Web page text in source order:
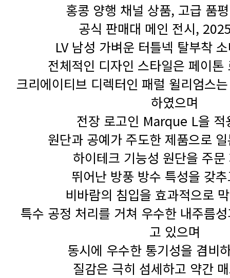
홍콩 양행 채널 상품, 고급 품
공식 판매대 메인 전시,
LV 남성 가벼운 터틀넥 탈부착
전체적인 디자인 스타일은 페이톤
크리에이티브 디렉터인 패럴 윌리엄스
하였으며
전장 로고인 Marque L을 적
원단과 공예가 주도한 제품으로
하이테크 기능성 원단을 주문
뛰어난 방풍 방수 특성을 갖
비바람의 침입을 효과적으로
특수 공정 처리를 거쳐 우수한 내주름
고 있으며
동시에 우수한 통기성을 겸비
질감은 극히 섬세하고 약간